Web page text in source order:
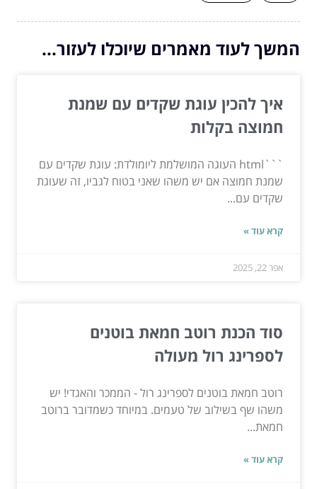
המשך לעוד מאמרים שיוכלו לעזור...
איך להכין עוגת שקדים עם שמנת
חמוצה בקלות
```html העוגה המושלמת ליומולדת: עוגת שקדים עם
שמנת חמוצה אם יש משהו שאני בטוח לגביו, זה שעוגת
שקדים עם...
קרא עוד »
אפר 22, 2025
סוד הכנת רוטב חמאת בוטנים
לספרינג רול מעולה
רוטב חמאת בוטנים לספרינג רול - הממכר והאגדי! יש
משהו שף בשילוב של טעמים. במיוחד כשמדובר ברוטב
חמאת...
קרא עוד »